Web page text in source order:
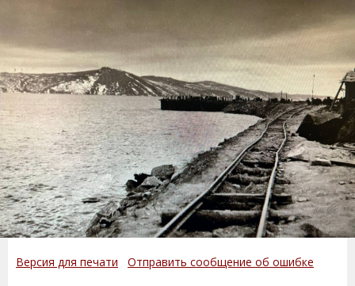
Версия для печати Отправить сообщение об ошибке